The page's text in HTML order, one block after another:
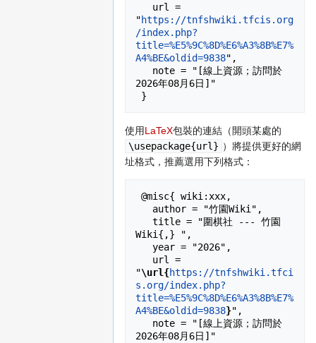
"https://tnfshwiki.tfcis.org
/index.php?
title=%E5%9C%8D%E6%A3%8B%E7%
A4%BE&oldid=9838",
2026年08月6日]"
使用LaTeX包裝的連結（開頭某處的
\usepackage{url} ）將提供更好的網
址格式，推薦選用下列格式：
Wiki{,} ",
"\url{https://tnfshwiki.tfci
s.org/index.php?
title=%E5%9C%8D%E6%A3%8B%E7%
A4%BE&oldid=9838}",
2026年08月6日]"